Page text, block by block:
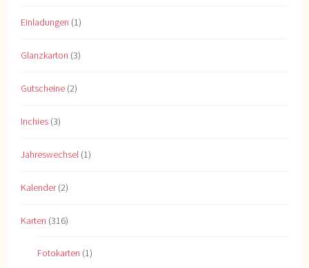
Einladungen (1)
Glanzkarton (3)
Gutscheine (2)
Inchies (3)
Jahreswechsel (1)
Kalender(2)
Karten (316)
Fotokarten (1)